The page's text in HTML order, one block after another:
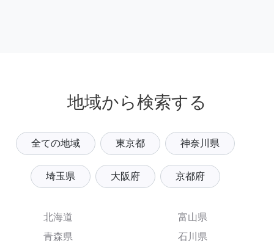
地域から検索する
全ての地域 東京都 神奈川県
埼玉県 大阪府 京都府
北海道
青森県
富山県
石川県